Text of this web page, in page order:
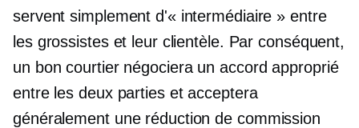
servent simplement d'« intermédiaire » entre
les grossistes et leur clientèle. Par conséquent,
un bon courtier négociera un accord approprié
entre les deux parties et acceptera
généralement une réduction de commission